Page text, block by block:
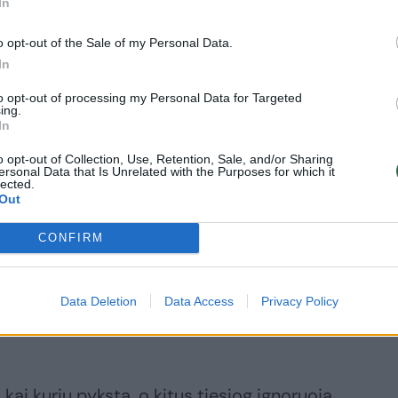
opt-out of the Sale of my Personal Data.
opt-out of processing my Personal Data for Targeted
opt-out of Collection, Use, Retention, Sale, and/or Sharing
Data that Is Unrelated with the Purposes for which it
CONFIRM
Data Deletion Data Access Privacy Policy
paskutinius savo gyvenimo metus
žmonėmis“, – tvirtina „SOS gyvūnai“.
draugiškas šuo.
dėmesiu, vis prašo paglostymų, bando
nors didelių atstumų jau neįveiks.
Kirpykloje elgėsi gana gražiai. Niekada nerodė